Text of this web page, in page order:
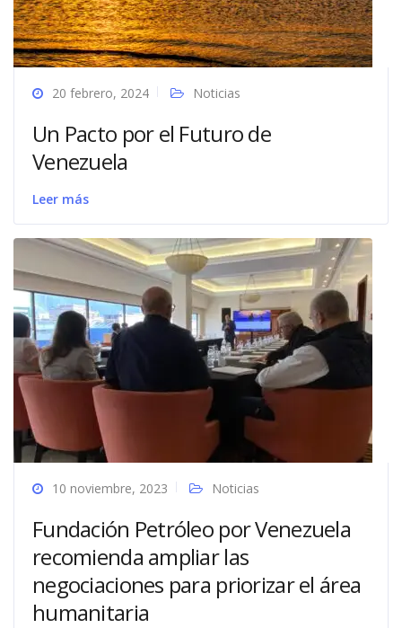
20 febrero, 2024 Noticias
Un Pacto por el Futuro de
Venezuela
Leer más
10 noviembre, 2023 Noticias
Fundación Petróleo por Venezuela
recomienda ampliar las
negociaciones para priorizar el área
humanitaria